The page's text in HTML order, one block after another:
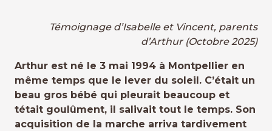
Témoignage d’Isabelle et Vincent, parents
d’Arthur (Octobre 2025)
Arthur est né le 3 mai 1994 à Montpellier en
même temps que le lever du soleil. C’était un
beau gros bébé qui pleurait beaucoup et
tétait goulûment, il salivait tout le temps. Son
acquisition de la marche arriva tardivement